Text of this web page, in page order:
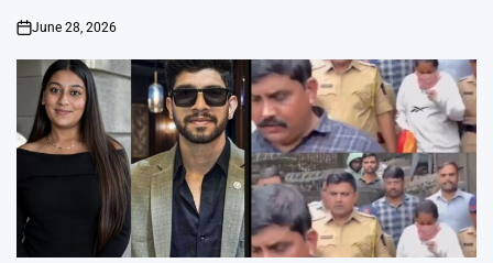
on
June 28, 2026